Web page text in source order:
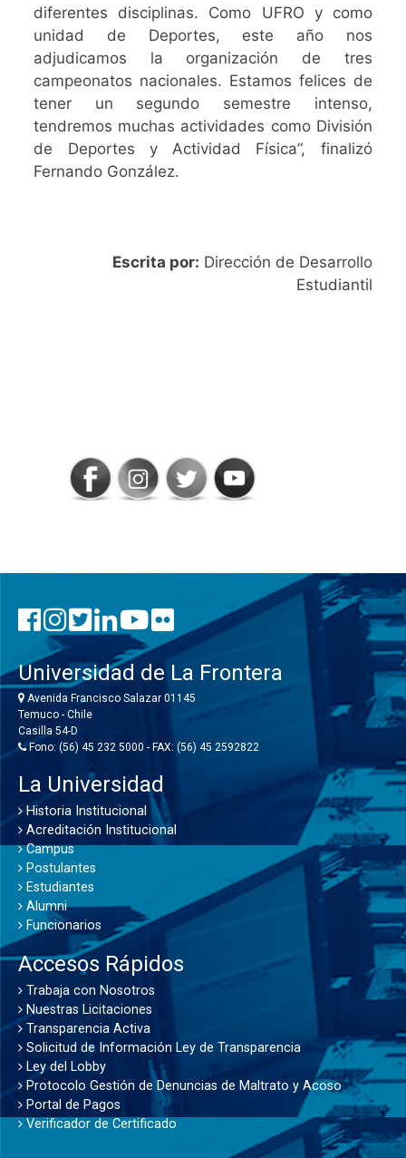
diferentes disciplinas. Como UFRO y como
unidad de Deportes, este año nos
adjudicamos la organización de tres
campeonatos nacionales. Estamos felices de
tener un segundo semestre intenso,
tendremos muchas actividades como División
de Deportes y Actividad Física”, finalizó
Fernando González.
Escrita por: Dirección de Desarrollo
Estudiantil
Universidad de La Frontera
Avenida Francisco Salazar 01145
Temuco - Chile
Casilla 54-D
Fono: (56) 45 232 5000 - FAX: (56) 45 2592822
La Universidad
Historia Institucional
Acreditación Institucional
Campus
Postulantes
Estudiantes
Alumni
Funcionarios
Accesos Rápidos
Trabaja con Nosotros
Nuestras Licitaciones
Transparencia Activa
Solicitud de Información Ley de Transparencia
Ley del Lobby
Protocolo Gestión de Denuncias de Maltrato y Acoso
Portal de Pagos
Verificador de Certificado